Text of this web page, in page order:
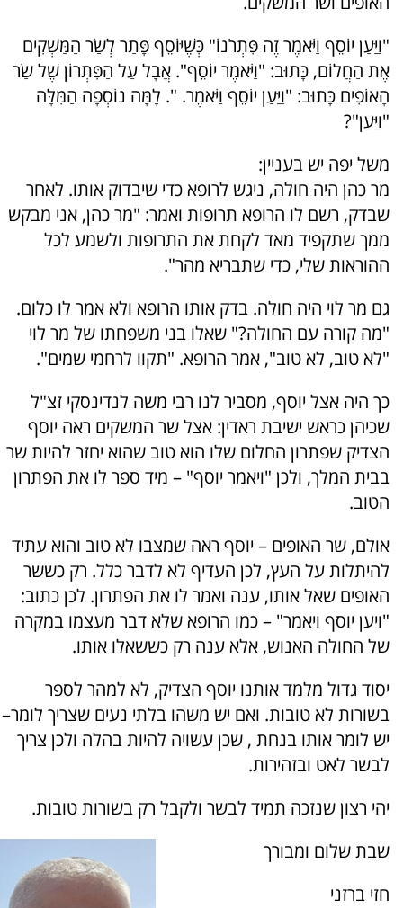
"וַיַּעַן יוֹסֵף וַיֹּאמֶר זֶה פִּתְרֹנוֹ" כְּשֶׁיּוֹסֵף פָּתַר לְשַׂר הַמַּשְׁקִים
אֶת הַחֲלוֹם, כָּתוּב: "וַיֹּאמֶר יוֹסֵף". אֲבָל עַל הַפִּתְרוֹן שֶׁל שַׂר
הָאוֹפִים כָּתוּב: "וַיַּעַן יוֹסֵף וַיֹּאמֶר. ". לָמָּה נוֹסְפָה הַמִּלָּה
"וַיַּעַן"?
משל יפה יש בעניין:
מר כהן היה חולה, ניגש לרופא כדי שיבדוק אותו. לאחר
שבדק, רשם לו הרופא תרופות ואמר: "מר כהן, אני מבקש
ממך שתקפיד מאד לקחת את התרופות ולשמע לכל
ההוראות שלי, כדי שתבריא מהר".
גם מר לוי היה חולה. בדק אותו הרופא ולא אמר לו כלום.
"מה קורה עם החולה?" שאלו בני משפחתו של מר לוי
"לא טוב, לא טוב", אמר הרופא. "תקוו לרחמי שמים".
כך היה אצל יוסף, מסביר לנו רבי משה לנדינסקי זצ"ל
שכיהן כראש ישיבת ראדין: אצל שר המשקים ראה יוסף
הצדיק שפתרון החלום שלו הוא טוב שהוא יחזר להיות שר
בבית המלך, ולכן "ויאמר יוסף" – מיד ספר לו את הפתרון
הטוב.
אולם, שר האופים – יוסף ראה שמצבו לא טוב והוא עתיד
להיתלות על העץ, לכן העדיף לא לדבר כלל. רק כששר
האופים שאל אותו, ענה ואמר לו את הפתרון. לכן כתוב:
"ויען יוסף ויאמר" – כמו הרופא שלא דבר מעצמו במקרה
של החולה האנוש, אלא ענה רק כששאלו אותו.
יסוד גדול מלמד אותנו יוסף הצדיק, לא למהר לספר
בשורות לא טובות. ואם יש משהו בלתי נעים שצריך לומר–
יש לומר אותו בנחת , שכן עשויה להיות בהלה ולכן צריך
לבשר לאט ובזהירות.
יהי רצון שנזכה תמיד לבשר ולקבל רק בשורות טובות.
שבת שלום ומבורך
חזי ברזני